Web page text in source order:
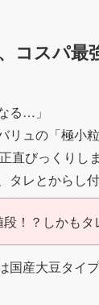
コスパ最
る…」
ュの「極小粒
直びっくりし
レとからし
段！？しかも
国産大豆タイ